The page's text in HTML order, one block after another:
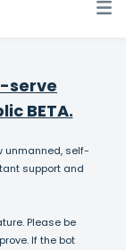
serve
BETA.
unmanned, self-
support and
Please be
If the bot